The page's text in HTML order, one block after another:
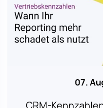
07.
CRM-